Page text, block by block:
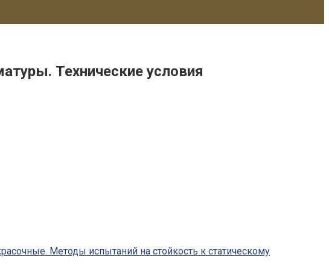
Технические условия
Методы испытаний на стойкость к статическому